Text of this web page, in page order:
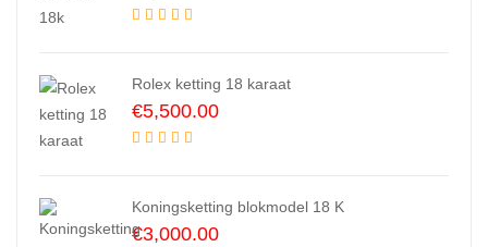
Rolex ketting 18 karaat
€5,500.00
Koningsketting blokmodel 18 K
€3,000.00